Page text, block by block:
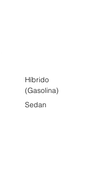
Híbrido
(Gasolina)
Sedan